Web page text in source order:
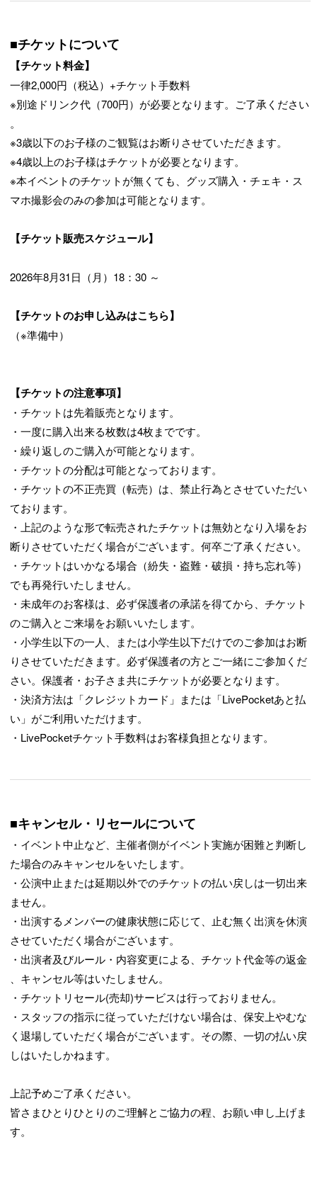
■チケットについて
【チケット料金】
一律2,000円（税込）+チケット手数料
※別途ドリンク代（700円）が必要となります。ご了承ください
。
※3歳以下のお子様のご観覧はお断りさせていただきます。
※4歳以上のお子様はチケットが必要となります。
※本イベントのチケットが無くても、グッズ購入・チェキ・ス
マホ撮影会のみの参加は可能となります。
【チケット販売スケジュール】
2026年8月31日（月）18：30 ～
【チケットのお申し込みはこちら】
（※準備中）
【チケットの注意事項】
・チケットは先着販売となります。
・一度に購入出来る枚数は4枚までです。
・繰り返しのご購入が可能となります。
・チケットの分配は可能となっております。
・チケットの不正売買（転売）は、禁止行為とさせていただい
ております。
・上記のような形で転売されたチケットは無効となり入場をお
断りさせていただく場合がございます。何卒ご了承ください。
・チケットはいかなる場合（紛失・盗難・破損・持ち忘れ等）
でも再発行いたしません。
・未成年のお客様は、必ず保護者の承諾を得てから、チケット
のご購入とご来場をお願いいたします。
・小学生以下の一人、または小学生以下だけでのご参加はお断
りさせていただきます。必ず保護者の方とご一緒にご参加くだ
さい。保護者・お子さま共にチケットが必要となります。
・決済方法は「クレジットカード」または「LivePocketあと払
い」がご利用いただけます。
・LivePocketチケット手数料はお客様負担となります。
■キャンセル・リセールについて
・イベント中止など、主催者側がイベント実施が困難と判断し
た場合のみキャンセルをいたします。
・公演中止または延期以外でのチケットの払い戻しは一切出来
ません。
・出演するメンバーの健康状態に応じて、止む無く出演を休演
させていただく場合がございます。
・出演者及びルール・内容変更による、チケット代金等の返金
、キャンセル等はいたしません。
・チケットリセール(売却)サービスは行っておりません。
・スタッフの指示に従っていただけない場合は、保安上やむな
く退場していただく場合がございます。その際、一切の払い戻
しはいたしかねます。
上記予めご了承ください。
皆さまひとりひとりのご理解とご協力の程、お願い申し上げま
す。